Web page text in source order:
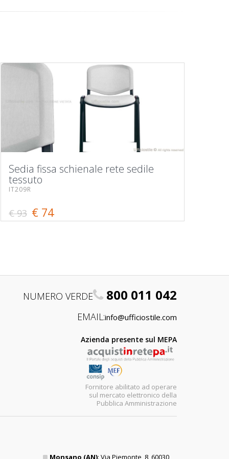
Sedia fissa schienale rete sedile
tessuto
IT209R
€ 93 € 74
NUMERO VERDE 800 011 042
EMAIL:info@ufficiostile.com
Azienda presente sul MEPA
Fornitore abilitato ad operare
sul mercato elettronico della
Pubblica Amministrazione
Monsano (AN): Via Piemonte, 8, 60030